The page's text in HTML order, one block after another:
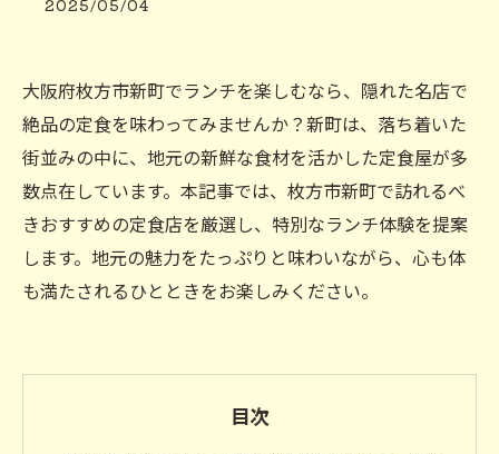
2025/05/04
大阪府枚方市新町でランチを楽しむなら、隠れた名店で
絶品の定食を味わってみませんか？新町は、落ち着いた
街並みの中に、地元の新鮮な食材を活かした定食屋が多
数点在しています。本記事では、枚方市新町で訪れるべ
きおすすめの定食店を厳選し、特別なランチ体験を提案
します。地元の魅力をたっぷりと味わいながら、心も体
も満たされるひとときをお楽しみください。
目次